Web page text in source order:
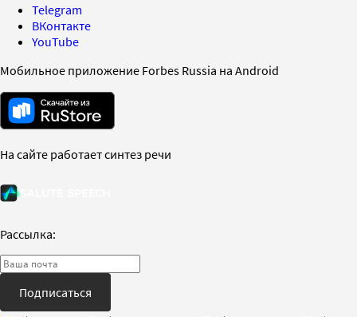
Telegram
ВКонтакте
YouTube
Мобильное приложение Forbes Russia на Android
На сайте работает синтез речи
Рассылка:
Подписаться